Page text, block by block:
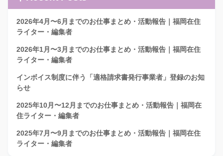
2026年4月〜6月までのお仕事まとめ・活動報告｜福岡在住
ライター・編集者
2026年1月〜3月までのお仕事まとめ・活動報告｜福岡在住
ライター・編集者
インボイス制度に伴う「適格請求書発行事業者」登録のお知
らせ
2025年10月〜12月までのお仕事まとめ・活動報告｜福岡在
住ライター・編集者
2025年7月〜9月までのお仕事まとめ・活動報告｜福岡在住
ライター・編集者